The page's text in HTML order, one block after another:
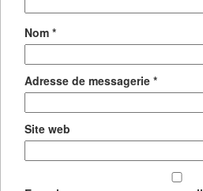
Nom *
Adresse de messagerie *
Site web